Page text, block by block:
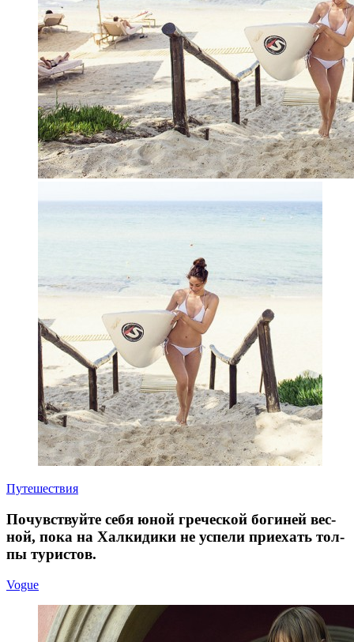
Путешествия
Почув­ствуй­те себя юной гре­че­ской бо­ги­ней вес­
ной, пока на Халки­ди­ки не успе­ли при­е­хать тол­
пы туристов.
Vogue